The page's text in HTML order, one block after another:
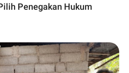
Penegakan Hukum